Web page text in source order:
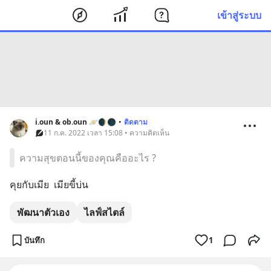
เข้าสู่ระบบ
i.oun & ob.oun 🪐🌒🌑 • ติดตาม
11 ก.ค. 2022 เวลา 15:08 • ความคิดเห็น
ความสุขตอนนี้ของคุณคืออะไร ?
คุยกับเมีย  เมียขี้บ่น
พัฒนาตัวเอง ไลฟ์สไตล์
บันทึก 1